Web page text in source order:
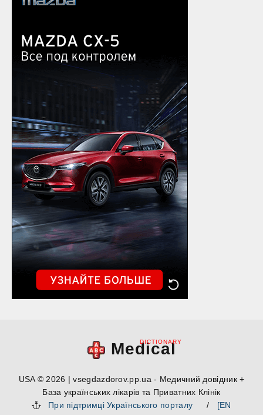
Medical
DICTIONARY
USA © 2026 | vsegdazdorov.pp.ua - Медичний довідник +
База українських лікарів та Приватних Клінік
При підтримці Українського порталу
/ [EN